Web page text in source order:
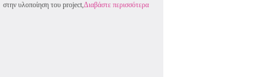
στην υλοποίηση του project,Διαβάστε περισσότερα